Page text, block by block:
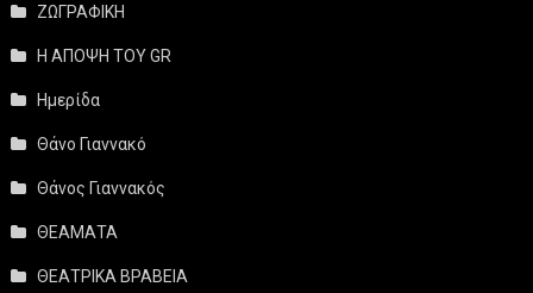
ΖΩΓΡΑΦΙΚΗ
Η ΑΠΟΨΗ ΤΟΥ GR
Ημερίδα
Θάνο Γιαννακό
Θάνος Γιαννακός
ΘΕΑΜΑΤΑ
ΘΕΑΤΡΙΚΑ ΒΡΑΒΕΙΑ